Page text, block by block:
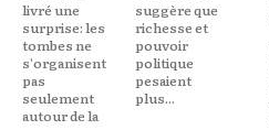
livré une
surprise: les
tombes ne
s'organisent
pas
seulement
autour de la
suggère que
richesse et
pouvoir
politique
pesaient
plus...